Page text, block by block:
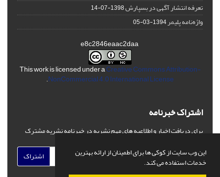
این وب سایت از کوکی ها برای اطمینان از ارائه بهترین
خدمات استفاده می کند.
تعرفه انتشار آگهی در بسپارش1398-07-14
واژه‌نامه پلیمر1394-03-05
This work is licensed under aCreative Commons Attribution-
NonCommercial 4.0 International License
.
اشتراک خبرنامه
برای دریافت اخبار و اطلاعیه های مهم نشریه در خبرنامه نشریه مشترک
اشتراک